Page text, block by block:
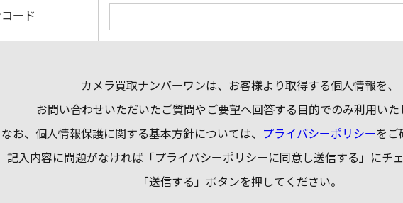
ード
カメラ買取ナンバーワンは、お客様より取得する個人情報を、
お問い合わせいただいたご質問やご要望へ回答する目的でのみ利用いた
なお、個人情報保護に関する基本方針については、 プライバシーポリシーをご
記入内容に問題がなければ「プライバシーポリシーに同意し送信する」にチ
「送信する」ボタンを押してください。